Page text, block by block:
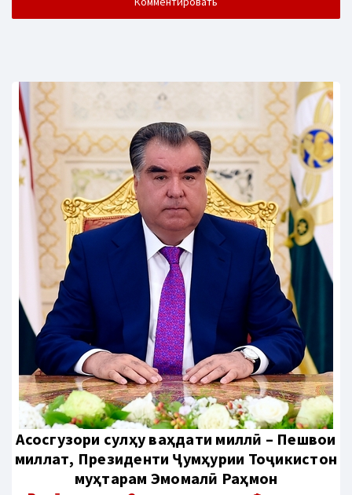
Aсосгузори сулҳу ваҳдати миллӣ – Пешвои
миллат, Президенти Ҷумҳурии Тоҷикистон
муҳтарам Эмомалӣ Раҳмон